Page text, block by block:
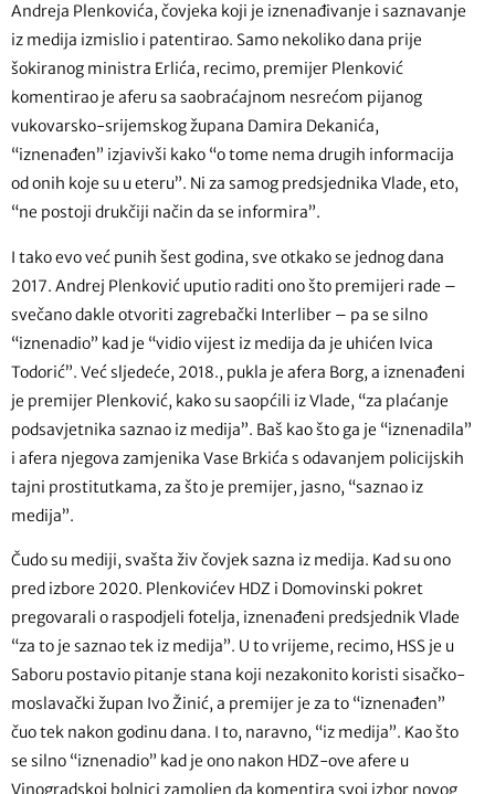
Andreja Plenkovića, čovjeka koji je iznenađivanje i saznavanje
iz medija izmislio i patentirao. Samo nekoliko dana prije
šokiranog ministra Erlića, recimo, premijer Plenković
komentirao je aferu sa saobraćajnom nesrećom pijanog
vukovarsko-srijemskog župana Damira Dekanića,
“iznenađen” izjavivši kako “o tome nema drugih informacija
od onih koje su u eteru”. Ni za samog predsjednika Vlade, eto,
“ne postoji drukčiji način da se informira”.
I tako evo već punih šest godina, sve otkako se jednog dana
2017. Andrej Plenković uputio raditi ono što premijeri rade –
svečano dakle otvoriti zagrebački Interliber – pa se silno
“iznenadio” kad je “vidio vijest iz medija da je uhićen Ivica
Todorić”. Već sljedeće, 2018., pukla je afera Borg, a iznenađeni
je premijer Plenković, kako su saopćili iz Vlade, “za plaćanje
podsavjetnika saznao iz medija”. Baš kao što ga je “iznenadila”
i afera njegova zamjenika Vase Brkića s odavanjem policijskih
tajni prostitutkama, za što je premijer, jasno, “saznao iz
medija”.
Čudo su mediji, svašta živ čovjek sazna iz medija. Kad su ono
pred izbore 2020. Plenkovićev HDZ i Domovinski pokret
pregovarali o raspodjeli fotelja, iznenađeni predsjednik Vlade
“za to je saznao tek iz medija”. U to vrijeme, recimo, HSS je u
Saboru postavio pitanje stana koji nezakonito koristi sisačko-
moslavački župan Ivo Žinić, a premijer je za to “iznenađen”
čuo tek nakon godinu dana. I to, naravno, “iz medija”. Kao što
se silno “iznenadio” kad je ono nakon HDZ-ove afere u
Vinogradskoj bolnici zamoljen da komentira svoj izbor novog